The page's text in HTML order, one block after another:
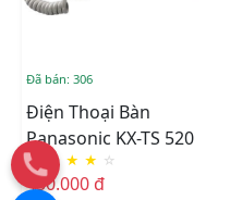
Đã bán: 306
Điện Thoại Bàn
Panasonic KX-TS 520
★ ★ ★ ★ ☆
430.000 đ